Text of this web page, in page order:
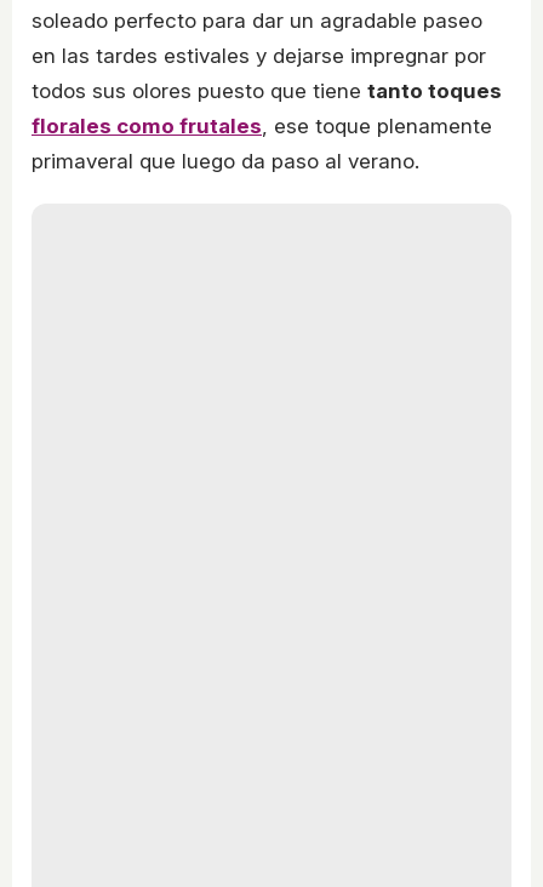
soleado perfecto para dar un agradable paseo
en las tardes estivales y dejarse impregnar por
todos sus olores puesto que tiene tanto toques
florales como frutales, ese toque plenamente
primaveral que luego da paso al verano.